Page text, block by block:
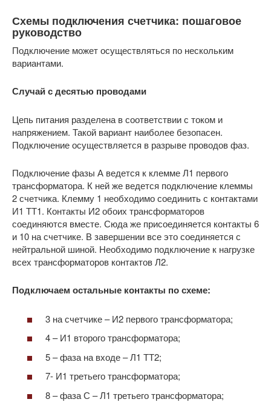
Схемы подключения счетчика: пошаговое
руководство
Подключение может осуществляться по нескольким
вариантами.
Случай с десятью проводами
Цепь питания разделена в соответствии с током и
напряжением. Такой вариант наиболее безопасен.
Подключение осуществляется в разрыве проводов фаз.
Подключение фазы А ведется к клемме Л1 первого
трансформатора. К ней же ведется подключение клеммы
2 счетчика. Клемму 1 необходимо соединить с контактами
И1 ТТ1. Контакты И2 обоих трансформаторов
соединяются вместе. Сюда же присоединяется контакты 6
и 10 на счетчике. В завершении все это соединяется с
нейтральной шиной. Необходимо подключение к нагрузке
всех трансформаторов контактов Л2.
Подключаем остальные контакты по схеме:
3 на счетчике – И2 первого трансформатора;
4 – И1 второго трансформатора;
5 – фаза на входе – Л1 ТТ2;
7- И1 третьего трансформатора;
8 – фаза С – Л1 третьего трансформатора;